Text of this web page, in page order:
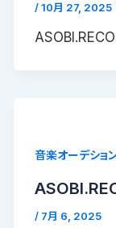
/10月 27, 2025
音楽オーデショ
/ 7月 6, 2025